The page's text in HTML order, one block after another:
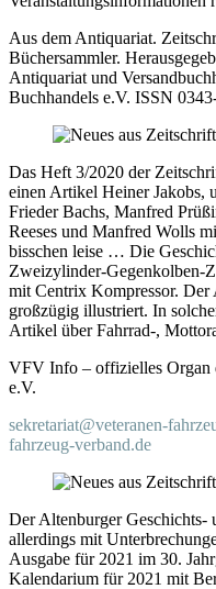
Aus dem Antiquariat.
Büchersammler.
Antiquariat und
Buchhandels e.V. ISSN
Das Heft 3/2020 der
einen Artikel Heiner Jakobs,
Frieder Bachs, Manfred
Reeses und Manfred Wolls
bisschen leise … Die
Zweizylinder-Gegenkolben-
mit Centrix Kompressor.
großzügig illustriert. In
Artikel über Fahrrad-,
VFV Info – offizielles Organ
e.V.
sekretariat@veteranen-
fahrzeug-verband.de
Der Altenburger Geschichts-
allerdings mit
Ausgabe für 2021 im 30.
Kalendarium für 2021 mit